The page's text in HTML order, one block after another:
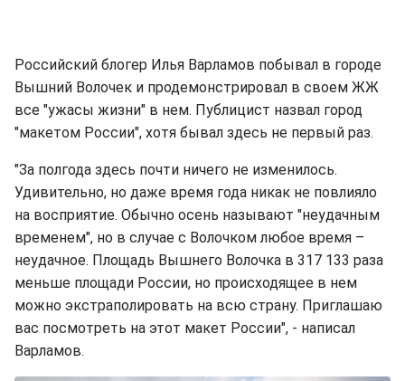
Российский блогер Илья Варламов побывал в городе
Вышний Волочек и продемонстрировал в своем ЖЖ
все "ужасы жизни" в нем. Публицист назвал город
"макетом России", хотя бывал здесь не первый раз.
"За полгода здесь почти ничего не изменилось.
Удивительно, но даже время года никак не повлияло
на восприятие. Обычно осень называют "неудачным
временем", но в случае с Волочком любое время –
неудачное. Площадь Вышнего Волочка в 317 133 раза
меньше площади России, но происходящее в нем
можно экстраполировать на всю страну. Приглашаю
вас посмотреть на этот макет России", - написал
Варламов.